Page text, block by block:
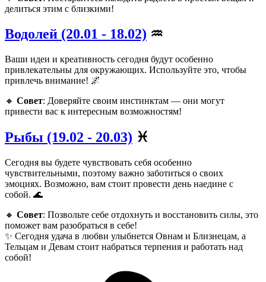
делиться этим с близкими!
Водолей (20.01 - 18.02) ♒️
Ваши идеи и креативность сегодня будут особенно
привлекательны для окружающих. Используйте это, чтобы
привлечь внимание! 🌌
🔸 Совет: Доверяйте своим инстинктам — они могут
привести вас к интересным возможностям!
Рыбы (19.02 - 20.03) ♓️
Сегодня вы будете чувствовать себя особенно
чувствительными, поэтому важно заботиться о своих
эмоциях. Возможно, вам стоит провести день наедине с
собой. 🌊
🔸 Совет: Позвольте себе отдохнуть и восстановить силы, это
поможет вам разобраться в себе!
✨ Сегодня удача в любви улыбнется Овнам и Близнецам, а
Тельцам и Девам стоит набраться терпения и работать над
собой!